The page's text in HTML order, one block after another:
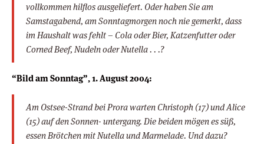
vollkommen hilflos ausgeliefert. Oder haben Sie am
Samstagabend, am Sonntagmorgen noch nie gemerkt, dass
im Haushalt was fehlt – Cola oder Bier, Katzenfutter oder
Corned Beef, Nudeln oder Nutella . . .?
“Bild am Sonntag”, 1. August 2004:
Am Ostsee-Strand bei Prora warten Christoph (17) und Alice
(15) auf den Sonnen- untergang. Die beiden mögen es süß,
essen Brötchen mit Nutella und Marmelade. Und dazu?